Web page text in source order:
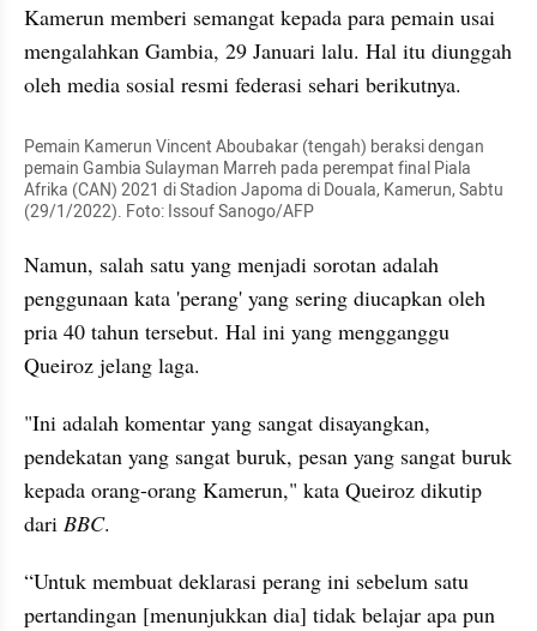
Kamerun memberi semangat kepada para pemain usai
mengalahkan Gambia, 29 Januari lalu. Hal itu diunggah
oleh media sosial resmi federasi sehari berikutnya.
Pemain Kamerun Vincent Aboubakar (tengah) beraksi dengan
pemain Gambia Sulayman Marreh pada perempat final Piala
Afrika (CAN) 2021 di Stadion Japoma di Douala, Kamerun, Sabtu
(29/1/2022). Foto: Issouf Sanogo/AFP
Namun, salah satu yang menjadi sorotan adalah
penggunaan kata 'perang' yang sering diucapkan oleh
pria 40 tahun tersebut. Hal ini yang mengganggu
Queiroz jelang laga.
"Ini adalah komentar yang sangat disayangkan,
pendekatan yang sangat buruk, pesan yang sangat buruk
kepada orang-orang Kamerun," kata Queiroz dikutip
dari BBC.
“Untuk membuat deklarasi perang ini sebelum satu
pertandingan [menunjukkan dia] tidak belajar apa pun